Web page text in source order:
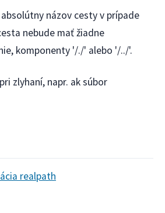
názov cesty v prípade
nebude mať žiadne
komponenty '/./' alebo '/../'.
zlyhaní, napr. ak súbor
realpath